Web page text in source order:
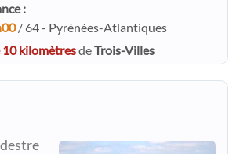
:
/ 64 - Pyrénées-Atlantiques
10 kilomètresdeTrois-Villes